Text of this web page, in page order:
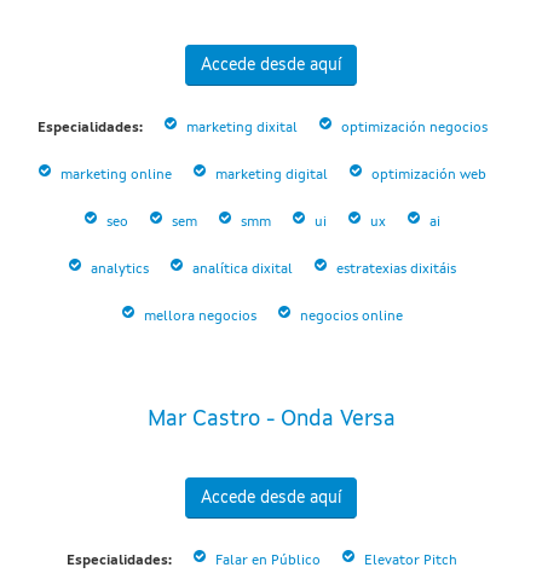
Accede desde aquí
Especialidades: marketing dixital optimización negocios
marketing online marketing digital optimización web
seo sem smm ui ux ai
analytics analítica dixital estratexias dixitáis
mellora negocios negocios online
Mar Castro - Onda Versa
Accede desde aquí
Especialidades: Falar en Público Elevator Pitch